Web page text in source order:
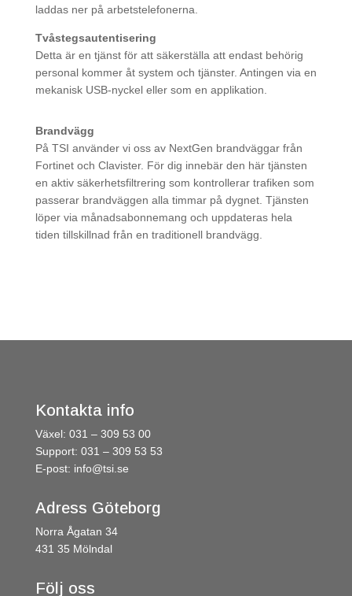
laddas ner på arbetstelefonerna.
Tvåstegsautentisering
Detta är en tjänst för att säkerställa att endast behörig
personal kommer åt system och tjänster. Antingen via en
mekanisk USB-nyckel eller som en applikation.
Brandvägg
På TSI använder vi oss av NextGen brandväggar från
Fortinet och Clavister. För dig innebär den här tjänsten
en aktiv säkerhetsfiltrering som kontrollerar trafiken som
passerar brandväggen alla timmar på dygnet. Tjänsten
löper via månadsabonnemang och uppdateras hela
tiden tillskillnad från en traditionell brandvägg.
Kontakta info
Växel: 031 – 309 53 00
Support: 031 – 309 53 53
E-post: info@tsi.se
Adress Göteborg
Norra Ågatan 34
431 35 Mölndal
Följ oss